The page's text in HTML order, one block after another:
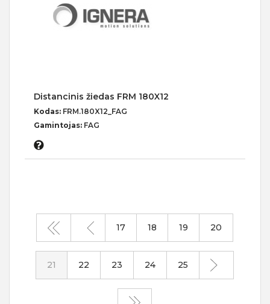
Distancinis žiedas FRM 180X12
Kodas: FRM.180X12_FAG
Gamintojas: FAG
17 18 19 20
21 22 23 24 25